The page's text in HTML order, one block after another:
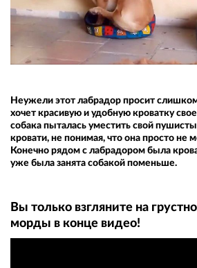
Неужели этот лабрадор просит
хочет красивую и удобную кроватку
собака пыталась уместить свой
кровати, не понимая, что она просто не
Конечно рядом с лабрадором была
уже была занята собакой поменьше.
Вы только взгляните на
морды в конце видео!